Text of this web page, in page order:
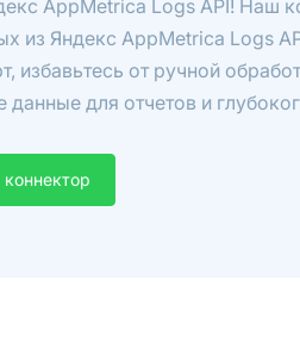
AppMetrica Logs API! Наш
из Яндекс AppMetrica Logs
избавьтесь от ручной
данные для отчетов и